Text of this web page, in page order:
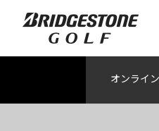
オンライン